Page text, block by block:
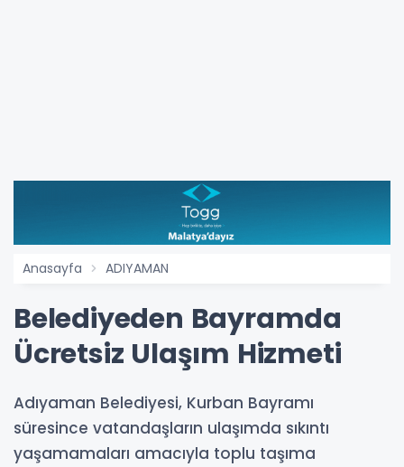
Anasayfa ADIYAMAN
Belediyeden Bayramda
Ücretsiz Ulaşım Hizmeti
Adıyaman Belediyesi, Kurban Bayramı
süresince vatandaşların ulaşımda sıkıntı
yaşamamaları amacıyla toplu taşıma